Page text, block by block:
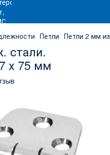
Петли Петли 2 мм
стали.
х 75 мм